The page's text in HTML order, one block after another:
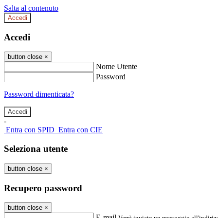
Salta al contenuto
Accedi
Accedi
button close ×
Nome Utente
Password
Password dimenticata?
-
Entra con SPID Entra con CIE
Seleziona utente
button close ×
Recupero password
button close ×